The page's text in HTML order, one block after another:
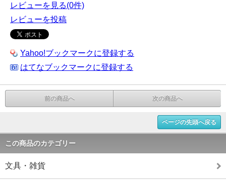
レビューを見る(0件)
レビューを投稿
Yahoo!ブックマークに登録する
はてなブックマークに登録する
前の商品へ 次の商品へ
ページの先頭へ戻る
この商品のカテゴリー
文具・雑貨